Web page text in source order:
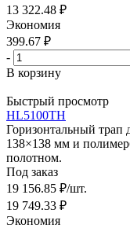
13 322.48 ₽
Экономия
399.67 ₽
-
В корзину
Быстрый просмотр
HL5100TH
Горизонтальный трап
138×138 мм и
полотном.
Под заказ
19 156.85 ₽/шт.
19 749.33 ₽
Экономия